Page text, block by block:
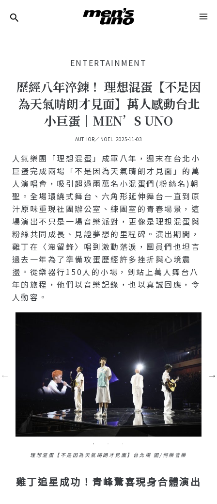
ENTERTAINMENT
歷經八年淬鍊！ 理想混蛋【不是因
為天氣晴朗才見面】萬人感動台北
小巨蛋｜MEN’S UNO
AUTHOR／ NOEL 2025-11-03
人氣樂團「理想混蛋」成軍八年，週末在台北小
巨蛋完成兩場「不是因為天氣晴朗才見面」的萬
人演唱會，吸引超過兩萬名小混蛋們(粉絲名)朝
聖。全場環繞式舞台、六角形延伸舞台一直到原
汁原味重現社團辦公室、練團室的青春場景，這
場演出不只是一場音樂派對，更像是理想混蛋與
粉絲共同成長、見證夢想的里程碑。演出期間，
雞丁在〈滯留鋒〉唱到激動落淚，團員們也坦言
過去一年為了準備攻蛋歷經許多挫折與心境震
盪。從樂器行150人的小場，到站上萬人舞台八
年的旅程，他們以音樂記錄，也以真誠回應，令
人動容。
理想混蛋【不是因為天氣晴朗才見面】台北場 圖/何樂音樂
雞丁追星成功！青峰驚喜現身合體演出
Navigation